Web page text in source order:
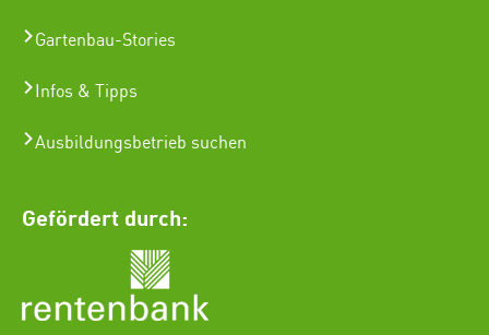
Gartenbau-Stories
Infos & Tipps
Ausbildungsbetrieb suchen
Gefördert durch: